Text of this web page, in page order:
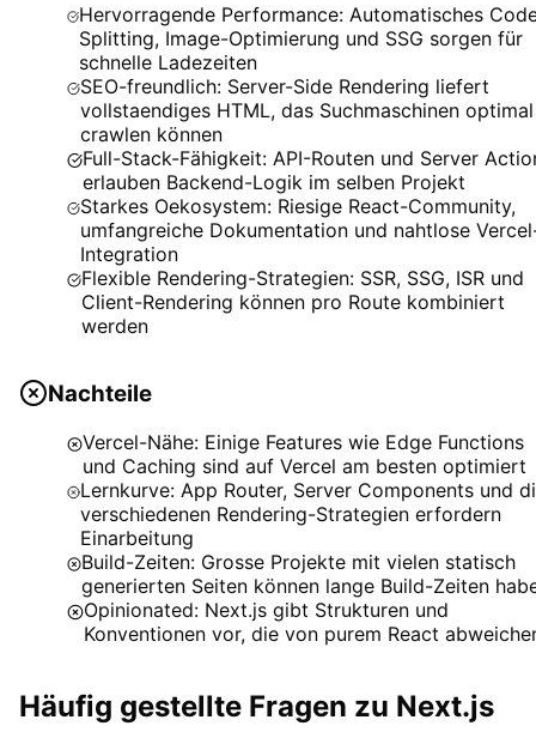
Hervorragende Performance: Automatisches
Splitting, Image-Optimierung und SSG sorgen für
schnelle Ladezeiten
SEO-freundlich: Server-Side Rendering liefert
vollstaendiges HTML, das Suchmaschinen optimal
crawlen können
Full-Stack-Fähigkeit: API-Routen und Server
erlauben Backend-Logik im selben Projekt
Starkes Oekosystem: Riesige React-Community,
umfangreiche Dokumentation und nahtlose
Integration
Flexible Rendering-Strategien: SSR, SSG, ISR und
Client-Rendering können pro Route kombiniert
werden
Nachteile
Vercel-Nähe: Einige Features wie Edge Functions
und Caching sind auf Vercel am besten optimiert
Lernkurve: App Router, Server Components und
verschiedenen Rendering-Strategien erfordern
Einarbeitung
Build-Zeiten: Grosse Projekte mit vielen statisch
generierten Seiten können lange Build-Zeiten
Opinionated: Next.js gibt Strukturen und
Konventionen vor, die von purem React
Häufig gestellte Fragen zu Next.js